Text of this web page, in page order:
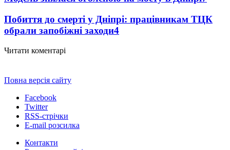
Побиття до смерті у Дніпрі: працівникам ТЦК
обрали запобіжні заходи4
Читати коментарі
Повна версія сайту
Facebook
Twitter
RSS-стрічки
E-mail розсилка
Контакти